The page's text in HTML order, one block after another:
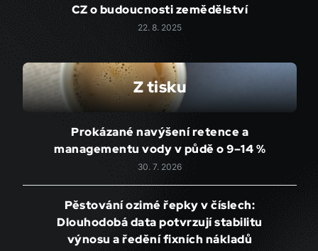
CZ o budoucnosti zemědělství
22. 8. 2025
Z tisku
Prokázané navýšení retence a
managementu vody v půdě o 9–14 %
30. 7. 2026
Pěstování ozimé řepky v číslech:
Dlouhodobá data potvrzují stabilitu
výnosu a ředění fixních nákladů